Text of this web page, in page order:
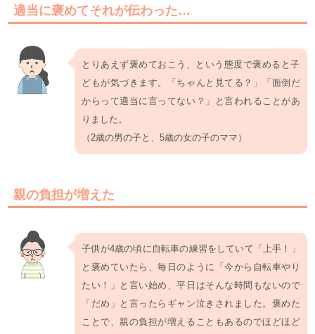
適当に褒めてそれが伝わった…
とりあえず褒めておこう、という態度で褒めると子
どもが気づきます。「ちゃんと見てる？」「面倒だ
からって適当に言ってない？」と言われることがあ
りました。
（2歳の男の子と、5歳の女の子のママ）
親の負担が増えた
子供が4歳の頃に自転車の練習をしていて「上手！」
と褒めていたら、毎日のように「今から自転車やり
たい！」と言い始め、平日はそんな時間もないので
「だめ」と言ったらギャン泣きされました。褒めた
ことで、親の負担が増えることもあるのでほどほど